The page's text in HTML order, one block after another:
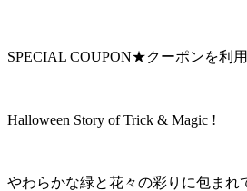
SPECIAL COUPON★クーポンを利
Halloween Story of Trick & Magic !
やわらかな緑と花々の彩りに包まれ